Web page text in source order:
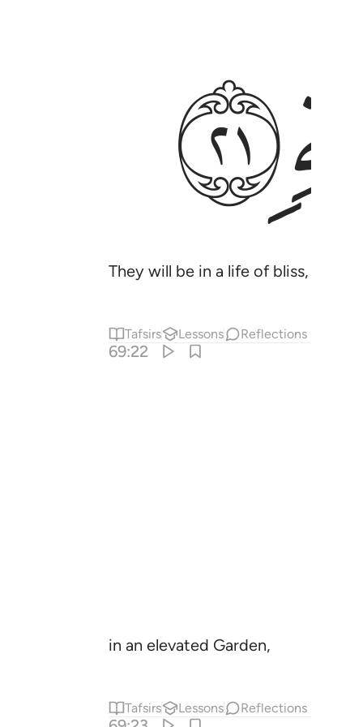
ﲜ
They will be in a life of bliss,
Tafsirs Lessons Reflections
69:22
in an elevated Garden,
Tafsirs Lessons Reflections